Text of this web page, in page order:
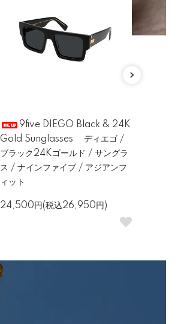
9five DIEGO Black & 24K
Gold Sunglasses ディエゴ /
ブラック24Kゴールド / サングラ
ス / ナインファイブ / アジアンフ
ィット
24,500円(税込26,950円)